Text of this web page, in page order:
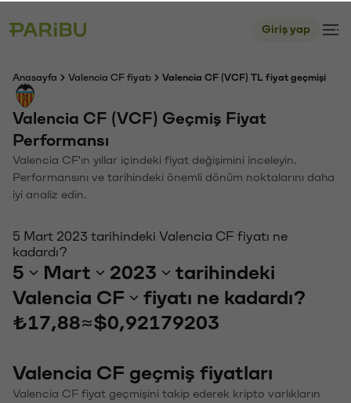
Giriş yap
Anasayfa Valencia CF fiyatı Valencia CF (VCF) TL fiyat geçmişi
Valencia CF (VCF) Geçmiş Fiyat
Performansı
Valencia CF'ın yıllar içindeki fiyat değişimini inceleyin.
Performansını ve tarihindeki önemli dönüm noktalarını daha
iyi analiz edin.
5 Mart 2023 tarihindeki Valencia CF fiyatı ne
kadardı?
5 Mart 2023
tarihindeki
Valencia CF
fiyatı ne kadardı?
₺17,88≈$0,92179203
Valencia CF geçmiş fiyatları
Valencia CF fiyat geçmişini takip ederek kripto varlıkların